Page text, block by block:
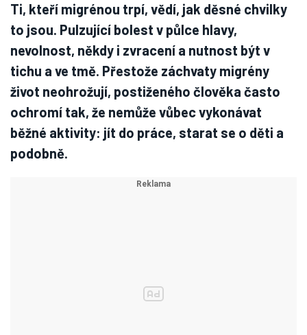
Ti, kteří migrénou trpí, vědí, jak děsné chvilky
to jsou. Pulzující bolest v půlce hlavy,
nevolnost, někdy i zvracení a nutnost být v
tichu a ve tmě. Přestože záchvaty migrény
život neohrožují, postiženého člověka často
ochromí tak, že nemůže vůbec vykonávat
běžné aktivity: jít do práce, starat se o děti a
podobně.